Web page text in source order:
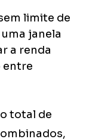
limite de
janela
a renda
entre
total de